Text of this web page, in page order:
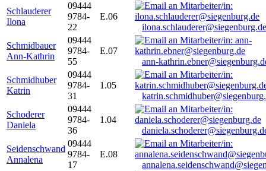
Schlauderer
Ilona
09444
9784-
22
E.06
ilona.schlauderer@siegenburg.de
Schmidbauer
Ann-Kathrin
09444
9784-
55
E.07
ann-
Schmidhuber
Katrin
09444
9784-
31
1.05
Schoderer
Daniela
09444
9784-
36
1.04
Seidenschwand
Annalena
09444
9784-
17
E.08